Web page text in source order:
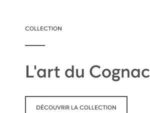
COLLECTION
L'art du Cognac
DÉCOUVRIR LA COLLECTION